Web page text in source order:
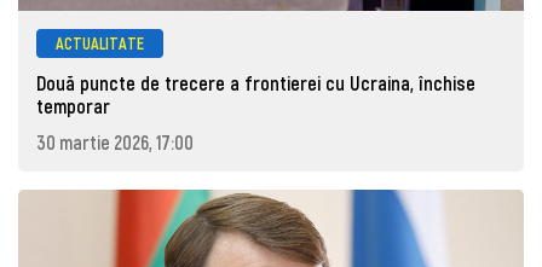
ACTUALITATE
Două puncte de trecere a frontierei cu Ucraina, închise
temporar
30 martie 2026, 17:00